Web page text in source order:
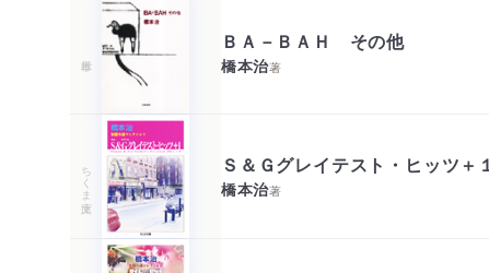
ＢＡ－ＢＡＨ その他
橋本治著
ちくま文庫 Ｓ＆Ｇグレイテスト・ヒッツ
橋本治著